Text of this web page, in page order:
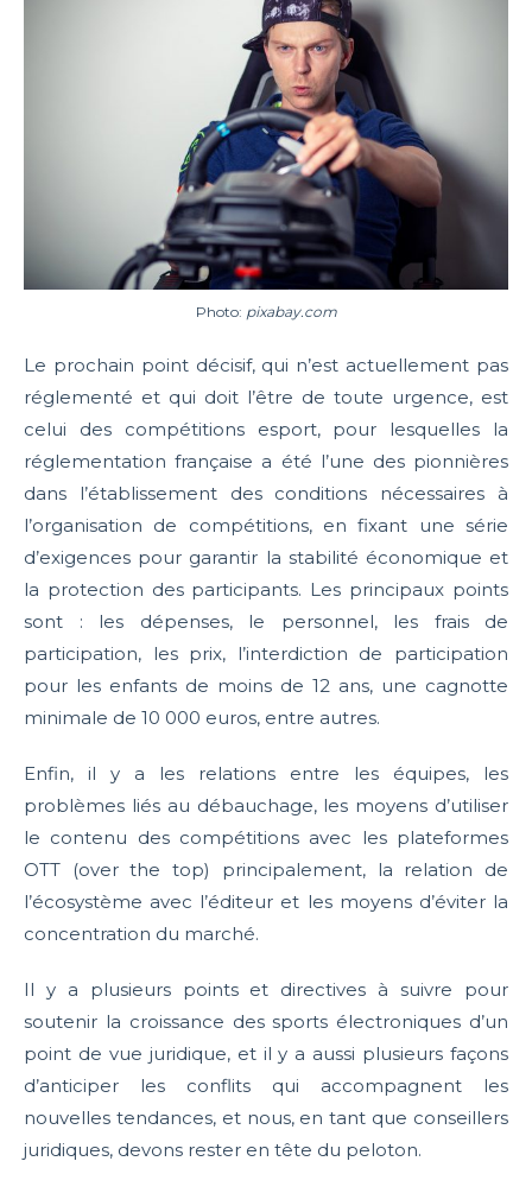
Photo: pixabay.com
Le prochain point décisif, qui n’est actuellement pas
réglementé et qui doit l’être de toute urgence, est
celui des compétitions esport, pour lesquelles la
réglementation française a été l’une des pionnières
dans l’établissement des conditions nécessaires à
l’organisation de compétitions, en fixant une série
d’exigences pour garantir la stabilité économique et
la protection des participants. Les principaux points
sont : les dépenses, le personnel, les frais de
participation, les prix, l’interdiction de participation
pour les enfants de moins de 12 ans, une cagnotte
minimale de 10 000 euros, entre autres.
Enfin, il y a les relations entre les équipes, les
problèmes liés au débauchage, les moyens d’utiliser
le contenu des compétitions avec les plateformes
OTT (over the top) principalement, la relation de
l’écosystème avec l’éditeur et les moyens d’éviter la
concentration du marché.
Il y a plusieurs points et directives à suivre pour
soutenir la croissance des sports électroniques d’un
point de vue juridique, et il y a aussi plusieurs façons
d’anticiper les conflits qui accompagnent les
nouvelles tendances, et nous, en tant que conseillers
juridiques, devons rester en tête du peloton.